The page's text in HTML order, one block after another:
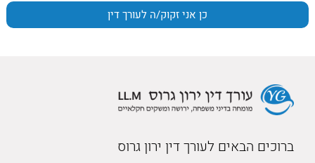
ברוכים הבאים לעורך דין ירון גרוס